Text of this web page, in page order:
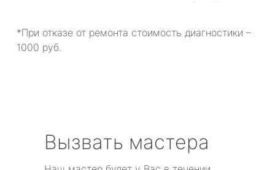
*При отказе от ремонта стоимость диагностики –
1000 руб.
Вызвать мастера